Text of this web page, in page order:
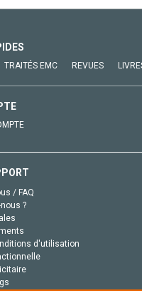
TRAITÉS EMC REVUES
/ FAQ
?
d'utilisation